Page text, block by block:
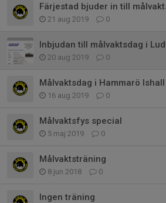
Färjestad bjuder in till
21 aug 2019 0
Inbjudan till målvaktsdag i
20 aug 2019 0
Målvaktsdag i Hammarö
16 aug 2019 0
Målvaktsfys special
5 maj 2019 0
Målvaktsträning
8 jun 2018 0
Ingen träning